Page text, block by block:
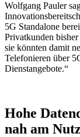
Wolfgang Pauler
5G Standalone
Privatkunden
sie könnten damit
Telefonieren über
Dienstangebote.“
Hohe
nah am